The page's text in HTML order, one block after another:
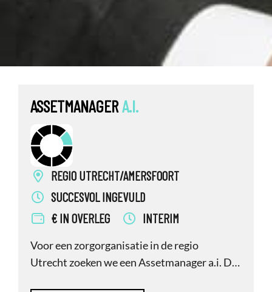
ASSETMANAGERA.I.
REGIO UTRECHT/AMERSFOORT
SUCCESVOL INGEVULD
€ IN OVERLEG
INTERIM
Voor een zorgorganisatie in de regio
Utrecht zoeken we een Assetmanager a.i. Dit